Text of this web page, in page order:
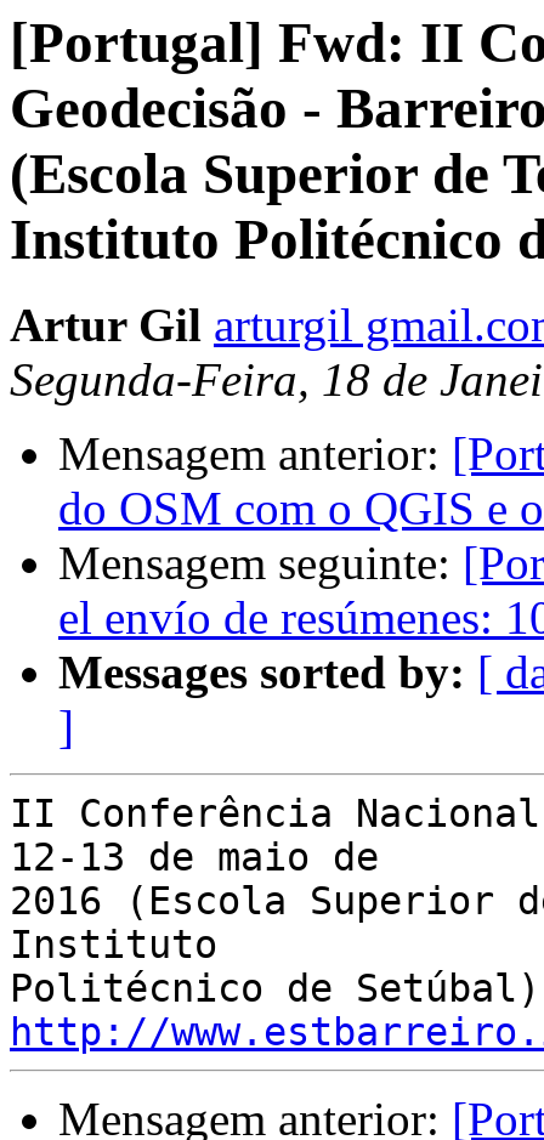
[Portugal] Fwd: II
Geodecisão -
(Escola Superior de
Instituto Politécnico
Artur Gil arturgil
Segunda-Feira, 18 de
Mensagem anterior:
do OSM com o QGIS e
Mensagem seguinte:
el envío de resúmenes:
Messages sorted by: [
]
II Conferência
12-13 de maio de
2016 (Escola Superior
Instituto
http://
Mensagem anterior: